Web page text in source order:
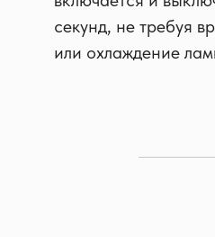
секунд, не требуя
или охлаждение